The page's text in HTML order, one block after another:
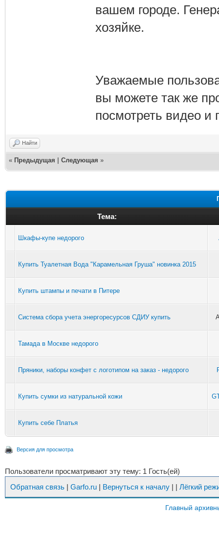
вашем городе.
хозяйке.
Уважаемые
вы можете так же
посмотреть видео и
Найти
« Предыдущая Следующая »
Тема:
Шкафы-купе недорого
Купить Туалетная Вода "Карамельная Груша" новинка 2015
Купить штампы и печати в Питере
Система сбора учета энергоресурсов СДИУ купить
Тамада в Москве недорого
Пряники, наборы конфет с логотипом на заказ - недорого
Купить сумки из натуральной кожи
Купить себе Платья
Версия для просмотра
Пользователи просматривают эту тему: 1 Гость(ей)
Обратная связь | Garfo.ru | Вернуться к началу | | Лёгкий
Главный